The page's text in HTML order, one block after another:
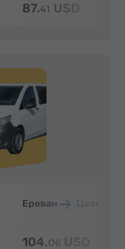
87.41 USD
Ереван
104.06 USD